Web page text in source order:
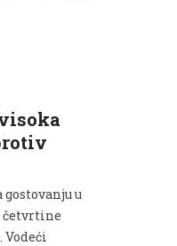
gostovanju u
četvrtine
Vodeći